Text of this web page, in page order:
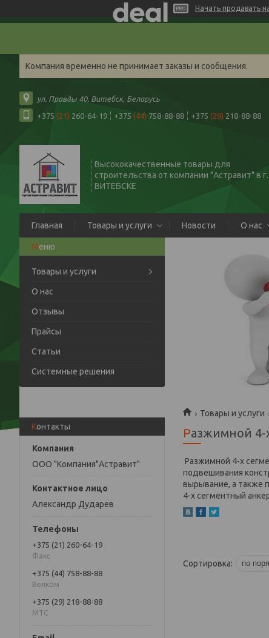
Начать продавать
Компания временно не принимает заказы и сообщения.
ул. Правды 40, Витебск, Беларусь
+375 (21) 260-64-19 +375 (44) 758-88-88 +375 (29) 218-88-88
Высококачественные товары для
строительства от компании "Астравит" в г.
ВИТЕБСКЕ
Главная Товары и услуги Новости О нас
Товары и услуги
О нас
Отзывы
Прайсы
Статьи
Системные решения
Контакты
ООО "Компания"Астравит"
Александр Дударев
+375 (21) 260-64-19
Факс
+375 (44) 758-88-88
Велком
+375 (29) 218-88-88
МТС
Товары и услуги
Разжимной
Разжимной 4-х
подвешивания
вырывание, а также
4-х сегментный